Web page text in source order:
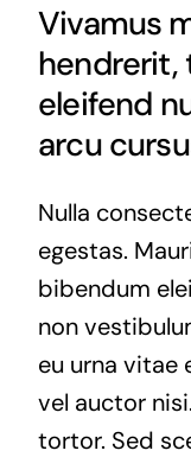
Vivamus
hendrerit,
eleifend
arcu
Nulla
egestas.
bibendum
non
eu urna vitae
vel auctor
tortor. Sed